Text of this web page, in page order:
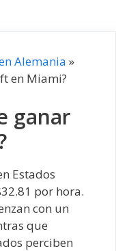
Alemania »
en Miami?
ganar
Estados
por hora.
con un
que
perciben